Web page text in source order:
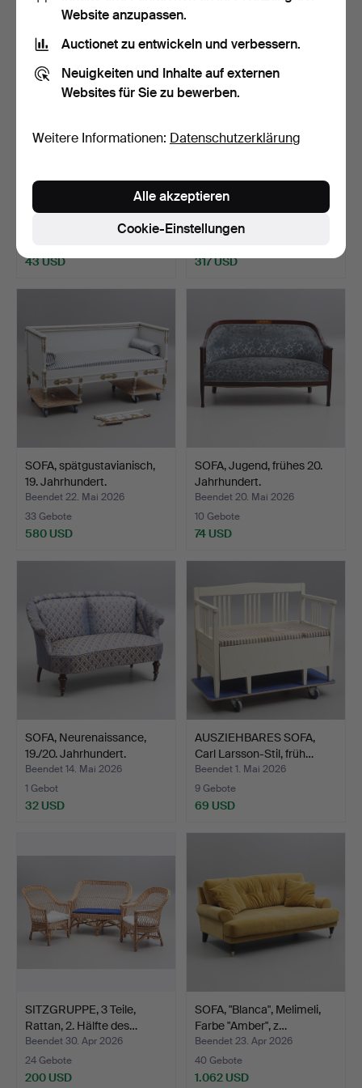
CHESTERFIELDSOFA,
Leder, zweite Hälfte des…
Beendet 30. Mai 2026
43 USD
SOFA, gustavianisch, 18.
Jahrhundert.
Beendet 28. Mai 2026
317 USD
SOFA, spätgustavianisch,
19. Jahrhundert.
Beendet 22. Mai 2026
33 Gebote
580 USD
SOFA, Jugend, frühes 20.
Jahrhundert.
Beendet 20. Mai 2026
10 Gebote
74 USD
SOFA, Neurenaissance,
19./20. Jahrhundert.
Beendet 14. Mai 2026
1 Gebot
32 USD
AUSZIEHBARES SOFA,
Carl Larsson-Stil, früh…
Beendet 1. Mai 2026
9 Gebote
69 USD
SITZGRUPPE, 3 Teile,
Rattan, 2. Hälfte des…
Beendet 30. Apr 2026
24 Gebote
200 USD
SOFA, "Blanca", Melimeli,
Farbe "Amber", z…
Beendet 23. Apr 2026
40 Gebote
1.062 USD
Website anzupassen.
Auctionet zu entwickeln und verbessern.
Neuigkeiten und Inhalte auf externen
Websites für Sie zu bewerben.
Weitere Informationen: Datenschutzerklärung
Cookie-Einstellungen
Alle akzeptieren